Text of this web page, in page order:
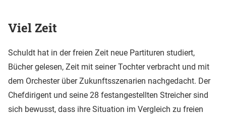
Viel Zeit
Schuldt hat in der freien Zeit neue Partituren studiert,
Bücher gelesen, Zeit mit seiner Tochter verbracht und mit
dem Orchester über Zukunftsszenarien nachgedacht. Der
Chefdirigent und seine 28 festangestellten Streicher sind
sich bewusst, dass ihre Situation im Vergleich zu freien